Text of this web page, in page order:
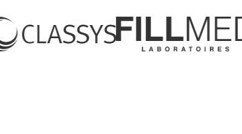
produk Aptos untuk treatment thread lift
Teknologi Classys digunakan di Geeta
Produk